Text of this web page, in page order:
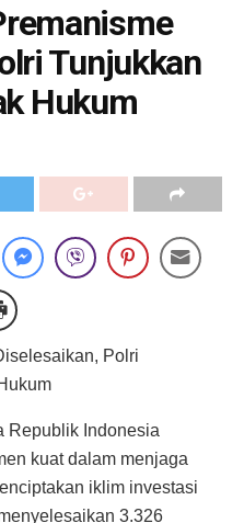
Tunjukkan
Hukum
Polri
Indonesia
kuat dalam menjaga
iklim investasi
3.326